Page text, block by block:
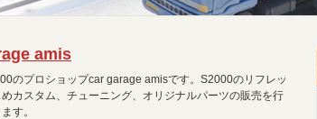
amis
のプロショップcar garage amisです。S2000のリフレッ
カスタム、チューニング、オリジナルパーツの販売を行
す。